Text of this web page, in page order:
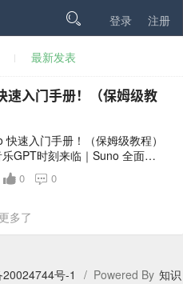
 登录 注册
最新发表
入门手册！（保姆级教
速入门手册！（保姆级教程）
GPT时刻来临｜Suno 全面使
参考3：Suno V3发布，AI的风
最强音乐类 AI——Suno 快
今天更是持续霸占知乎热门话
0 0
多了
号-1 / Powered By 知识